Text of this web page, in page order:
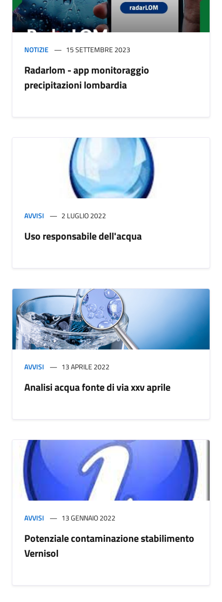
NOTIZIE 15 SETTEMBRE 2023
Radarlom - app monitoraggio
precipitazioni lombardia
AVVISI 2 LUGLIO 2022
Uso responsabile dell'acqua
AVVISI 13 APRILE 2022
Analisi acqua fonte di via xxv aprile
AVVISI 13 GENNAIO 2022
Potenziale contaminazione stabilimento
Vernisol